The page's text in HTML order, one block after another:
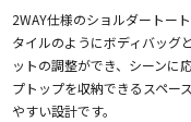
2WAY仕様のショルダートー
タイルのようにボディバッグ
ットの調整ができ、シーンに
プトップを収納できるスペー
やすい設計です。